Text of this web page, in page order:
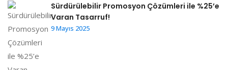
Sürdürülebilir Promosyon Çözümleri ile %25’e
Varan Tasarruf!
9 Mayıs 2025